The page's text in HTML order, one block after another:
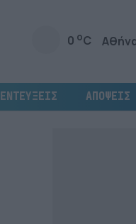
0 oC
ΑΠΟΨΕΙΣ